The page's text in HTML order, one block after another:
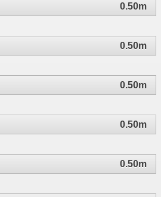
0.50m
0.50m
0.50m
0.50m
0.50m